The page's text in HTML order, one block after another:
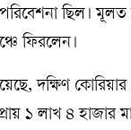
ছিল। মূলত
ফিরলেন।
দক্ষিণ
১ লাখ ৪